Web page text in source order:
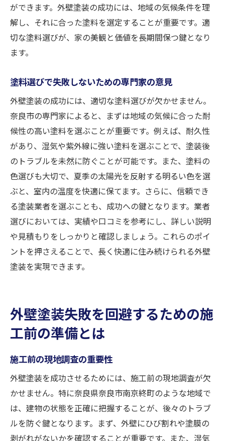
ができます。外壁塗装の成功には、地域の気候条件を理
解し、それに合った塗料を選定することが重要です。適
切な塗料選びが、家の美観と価値を長期間保つ鍵となり
ます。
塗料選びで失敗しないための専門家の意見
外壁塗装の成功には、適切な塗料選びが欠かせません。
奈良市の専門家によると、まずは地域の気候に合った耐
候性の高い塗料を選ぶことが重要です。例えば、耐久性
があり、湿気や紫外線に強い塗料を選ぶことで、塗装後
のトラブルを未然に防ぐことが可能です。また、塗料の
色選びも大切で、夏季の太陽光を反射する明るい色を選
ぶと、室内の温度を快適に保てます。さらに、信頼でき
る塗装業者を選ぶことも、成功への鍵となります。業者
選びにおいては、実績や口コミを参考にし、詳しい説明
や見積もりをしっかりと確認しましょう。これらのポイ
ントを押さえることで、長く快適に住み続けられる外壁
塗装を実現できます。
外壁塗装失敗を回避するための施
工前の準備とは
施工前の現地調査の重要性
外壁塗装を成功させるためには、施工前の現地調査が欠
かせません。特に奈良県奈良市南京終町のような地域で
は、建物の状態を正確に把握することが、後々のトラブ
ルを防ぐ鍵となります。まず、外壁にひび割れや塗膜の
剥がれがないかを確認することが重要です。また、湿気